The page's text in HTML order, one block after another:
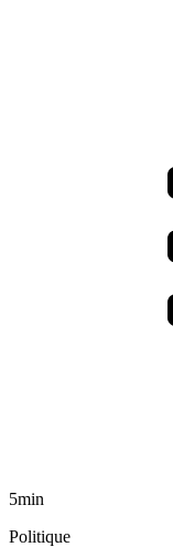
5min
Politique